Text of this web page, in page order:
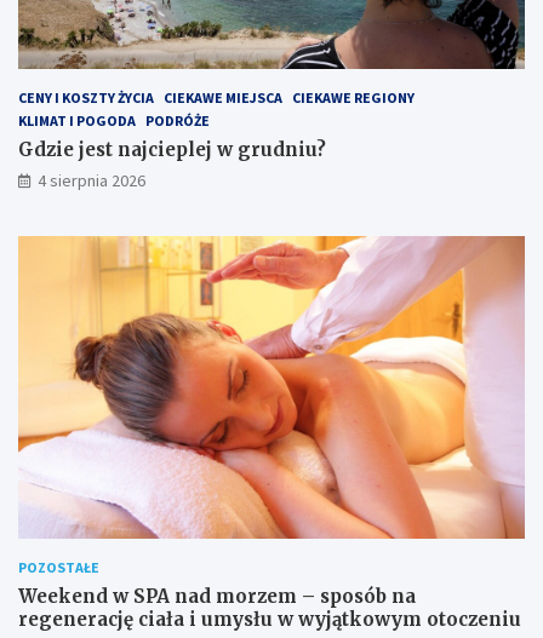
CENY I KOSZTY ŻYCIA CIEKAWE MIEJSCA CIEKAWE REGIONY
KLIMAT I POGODA PODRÓŻE
Gdzie jest najcieplej w grudniu?
4 sierpnia 2026
POZOSTAŁE
Weekend w SPA nad morzem – sposób na
regenerację ciała i umysłu w wyjątkowym otoczeniu